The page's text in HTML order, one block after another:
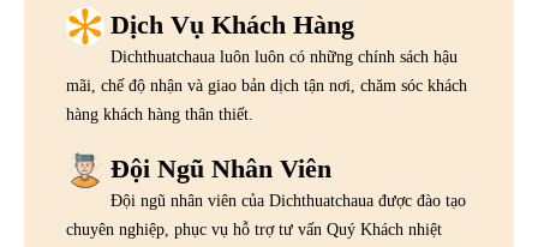
Dịch Vụ Khách Hàng
Dichthuatchaua luôn luôn có những chính sách hậu
mãi, chế độ nhận và giao bản dịch tận nơi, chăm sóc khách
hàng khách hàng thân thiết.
Đội Ngũ Nhân Viên
Đội ngũ nhân viên của Dichthuatchaua được đào tạo
chuyên nghiệp, phục vụ hỗ trợ tư vấn Quý Khách nhiệt